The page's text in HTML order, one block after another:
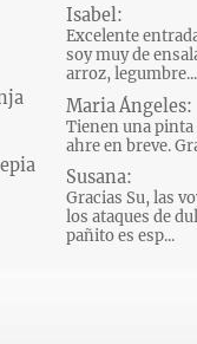
Isabel:
Excelente
soy muy de
arroz, legumbre...
Maria Ángeles:
Tienen una pinta
ahre en breve.
Susana:
Gracias Su, las
los ataques de
pañito es esp...